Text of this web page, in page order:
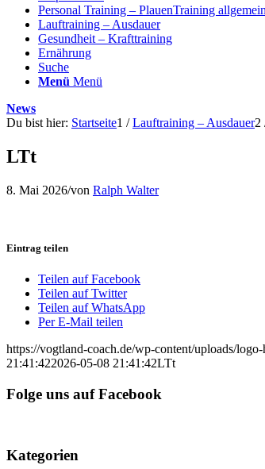
Personal Training – PlauenTraining
Lauftraining – Ausdauer
Gesundheit – Krafttraining
Ernährung
Suche
Menü Menü
News
Du bist hier: Startseite1 / Lauftraining – Ausdauer2
LTt
8. Mai 2026/von Ralph Walter
Eintrag teilen
Teilen auf Facebook
Teilen auf Twitter
Teilen auf WhatsApp
Per E-Mail teilen
https://vogtland-coach.de/wp-content/uploads/
21:41:422026-05-08 21:41:42LTt
Folge uns auf Facebook
Kategorien